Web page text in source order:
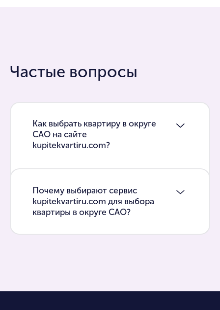
Частые вопросы
Как выбрать квартиру в округе
САО на сайте
kupitekvartiru.com?
Почему выбирают сервис
kupitekvartiru.com для выбора
квартиры в округе САО?